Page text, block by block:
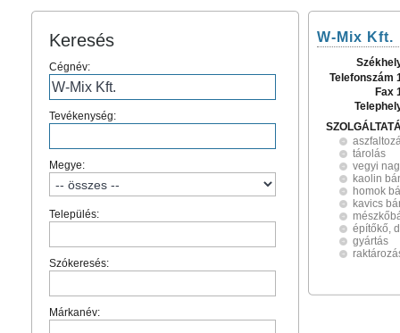
Keresés
Cégnév:
Tevékenység:
Megye:
Település:
Szókeresés:
Márkanév:
W-Mix Kft.
Telefonszám
Fax
tárolás
vegyi
kaolin
homok
kavics
építőkő,
gyártás